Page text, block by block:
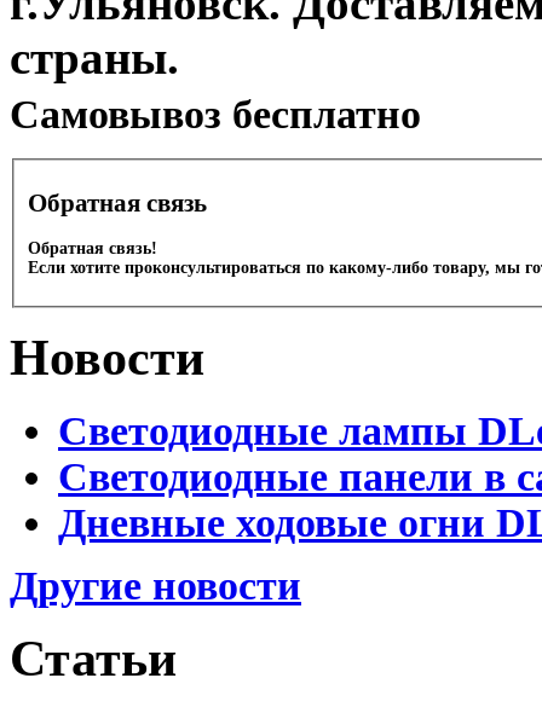
страны.
Cамовывоз бесплатно
Обратная связь
Обратная связь!
Если хотите проконсультироваться по какому-либо товару, мы
Новости
Светодиодные лампы
Светодиодные панели в
Дневные ходовые огни
Другие новости
Статьи